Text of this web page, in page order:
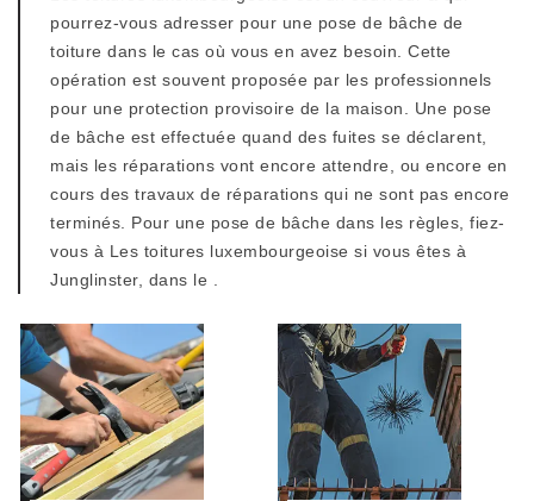
pourrez-vous adresser pour une pose de bâche de
toiture dans le cas où vous en avez besoin. Cette
opération est souvent proposée par les professionnels
pour une protection provisoire de la maison. Une pose
de bâche est effectuée quand des fuites se déclarent,
mais les réparations vont encore attendre, ou encore en
cours des travaux de réparations qui ne sont pas encore
terminés. Pour une pose de bâche dans les règles, fiez-
vous à Les toitures luxembourgeoise si vous êtes à
Junglinster, dans le .